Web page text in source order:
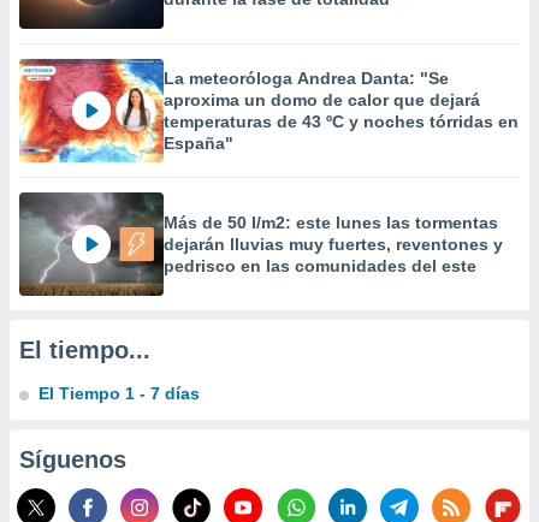
crear un
uso de
la
contenido
de la
el
de
de
de
con el
La meteoróloga Andrea Danta: "Se
aproxima un domo de calor que dejará
temperaturas de 43 ºC y noches tórridas en
España"
Más de 50 l/m2: este lunes las tormentas
dejarán lluvias muy fuertes, reventones y
pedrisco en las comunidades del este
El tiempo...
El Tiempo 1 - 7 días
Síguenos